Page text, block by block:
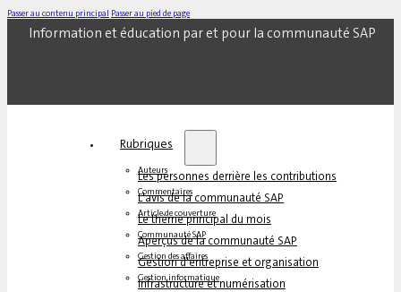
Passer au contenu principal Passer au pied de page
Information et éducation par et pour la communauté SAP
Rubriques
Auteurs
Les personnes derrière les contributions
Commentaires
L'avis de la communauté SAP
Article de couverture
Le thème principal du mois
Communauté SAP
Aperçus de la communauté SAP
Gestion des affaires
Gestion d'entreprise et organisation
Gestion informatique
Infrastructure et numérisation